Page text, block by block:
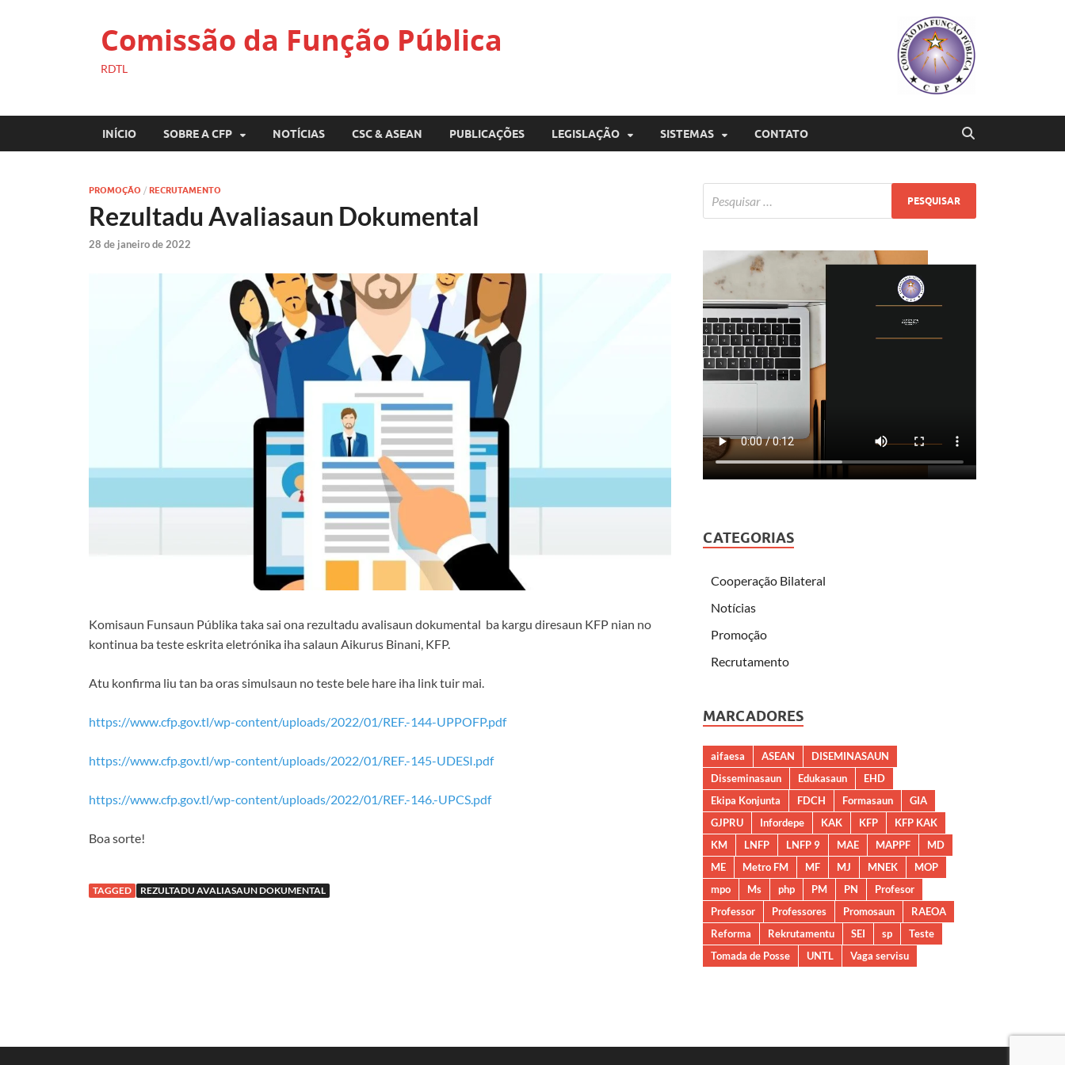
Comissão da Função Pública
RDTL
INÍCIO SOBRE A CFP NOTÍCIAS CSC & ASEAN PUBLICAÇÕES LEGISLAÇÃO SISTEMAS CONTATO
PROMOÇÃO / RECRUTAMENTO
Rezultadu Avaliasaun Dokumental
28 de janeiro de 2022
Komisaun Funsaun Públika taka sai ona rezultadu avalisaun dokumental ba kargu diresaun KFP nian no
kontinua ba teste eskrita eletrónika iha salaun Aikurus Binani, KFP.
Atu konfirma liu tan ba oras simulsaun no teste bele hare iha link tuir mai.
https://www.cfp.gov.tl/wp-content/uploads/2022/01/REF.-144-UPPOFP.pdf
https://www.cfp.gov.tl/wp-content/uploads/2022/01/REF.-145-UDESI.pdf
https://www.cfp.gov.tl/wp-content/uploads/2022/01/REF.-146.-UPCS.pdf
Boa sorte!
TAGGED REZULTADU AVALIASAUN DOKUMENTAL
CATEGORIAS
Cooperação Bilateral
Notícias
Promoção
Recrutamento
MARCADORES
aifaesa ASEAN
DISEMINASAUN
Disseminasaun
Edukasaun
EHD
Ekipa Konjunta
FDCH Formasaun
GIA
GJPRU
Infordepe KAK KFP
KFP KAK
KM
LNFP LNFP 9 MAE MAPPF
MD
ME
Metro FM MF MJ MNEK
MOP
mpo
Ms php PM PN
Profesor
Professor
Professores Promosaun
RAEOA
Reforma
Rekrutamentu SEI sp
Teste
Tomada de Posse
UNTL Vaga servisu